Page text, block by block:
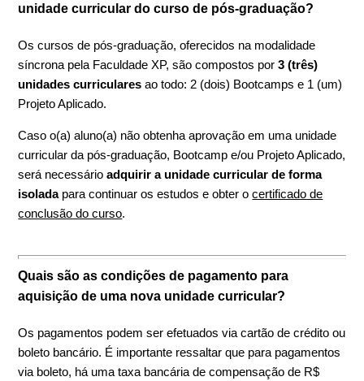
unidade curricular do curso de pós-graduação?
Os cursos de pós-graduação, oferecidos na modalidade
síncrona pela Faculdade XP, são compostos por3 (três)
unidades curriculares ao todo: 2 (dois) Bootcamps e 1 (um)
Projeto Aplicado.
Caso o(a) aluno(a) não obtenha aprovação em uma unidade
curricular da pós-graduação, Bootcamp e/ou Projeto Aplicado,
será necessárioadquirir a unidade curricular de forma
isoladapara continuar os estudos e obter ocertificado de
conclusão do curso.
Quais são as condições de pagamento para
aquisição de uma nova unidade curricular?
Os pagamentos podem ser efetuados via cartão de crédito ou
boleto bancário. É importante ressaltar que para pagamentos
via boleto, há uma taxa bancária de compensação de R$